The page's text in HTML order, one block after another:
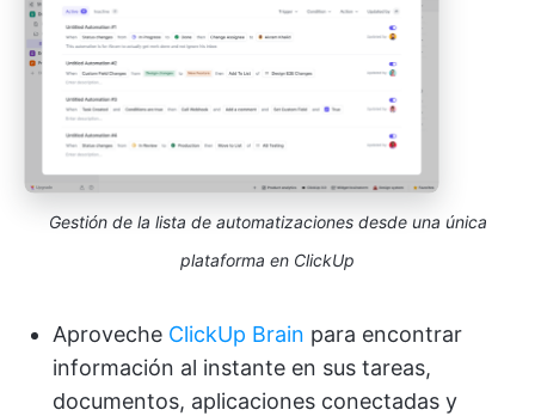
Gestión de la lista de automatizaciones desde una única
plataforma en ClickUp
Aproveche ClickUp Brain para encontrar
información al instante en sus tareas,
documentos, aplicaciones conectadas y